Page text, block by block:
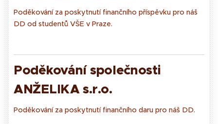
Poděkování za poskytnutí finančního příspěvku pro náš
DD od studentů VŠE v Praze.
Poděkování společnosti
ANŽELIKA s.r.o.
Poděkování za poskytnutí finančního daru pro náš DD.